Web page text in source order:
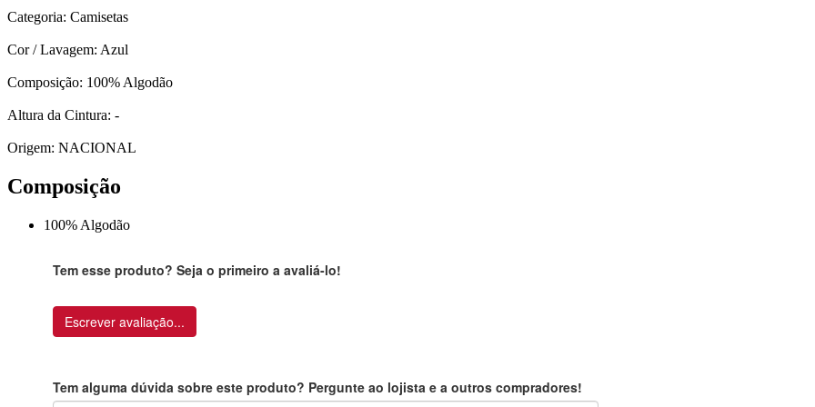
Categoria: Camisetas
Cor / Lavagem: Azul
Composição: 100% Algodão
Altura da Cintura: -
Origem: NACIONAL
Composição
100% Algodão
Tem esse produto? Seja o primeiro a avaliá-lo!
Escrever avaliação...
Tem alguma dúvida sobre este produto? Pergunte ao lojista e a outros compradores!